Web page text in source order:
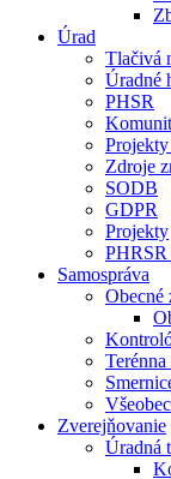
Úrad
Tlačivá
Úradné
PHSR
Zdroje
SODB
GDPR
Projekty
PHRSR
Samospráva
Obecné
Terénna
Zverejňovanie
Úradná